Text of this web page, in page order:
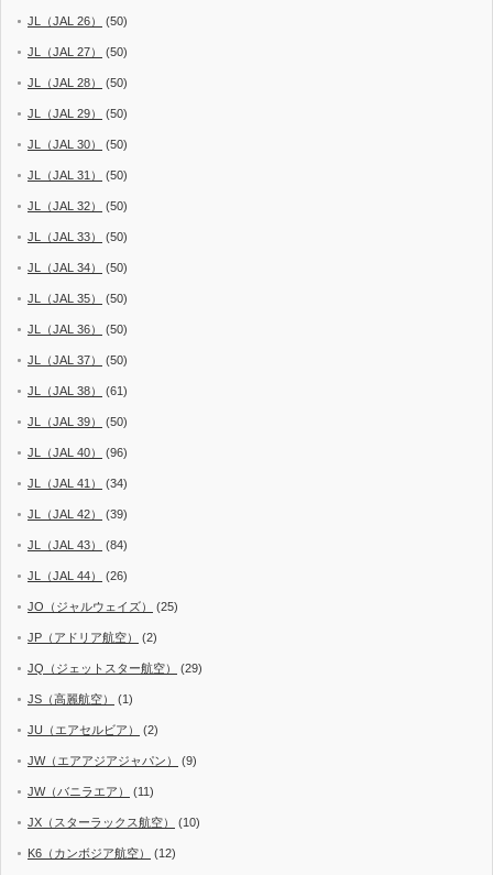
JL（JAL 26） (50)
JL（JAL 27） (50)
JL（JAL 28） (50)
JL（JAL 29） (50)
JL（JAL 30） (50)
JL（JAL 31） (50)
JL（JAL 32） (50)
JL（JAL 33） (50)
JL（JAL 34） (50)
JL（JAL 35） (50)
JL（JAL 36） (50)
JL（JAL 37） (50)
JL（JAL 38） (61)
JL（JAL 39） (50)
JL（JAL 40） (96)
JL（JAL 41） (34)
JL（JAL 42） (39)
JL（JAL 43） (84)
JL（JAL 44） (26)
JO（ジャルウェイズ） (25)
JP（アドリア航空） (2)
JQ（ジェットスター航空） (29)
JS（高麗航空） (1)
JU（エアセルビア） (2)
JW（エアアジアジャパン） (9)
JW（バニラエア） (11)
JX（スターラックス航空） (10)
K6（カンボジア航空） (12)